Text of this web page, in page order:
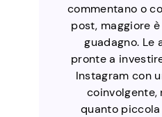
commentano o
post, maggiore
guadagno. Le
pronte a
Instagram con
coinvolgente,
quanto